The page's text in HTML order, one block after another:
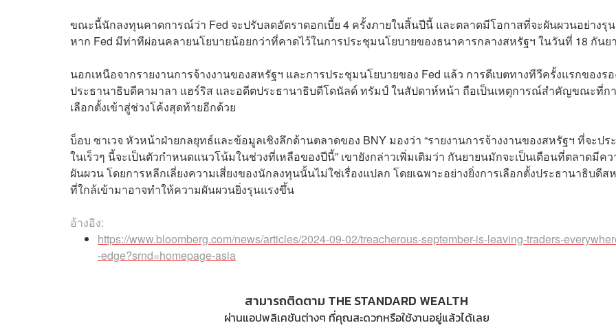
ขณะนี้นักลงทุนคาดการณ์ว่า Fed จะปรับลดอัตราดอกเบี้ย 4 ครั้งภายในสิ้นปีนี้ และตลาดมีโอกาสที่จะผันผวนอย่างรุ
หาก Fed มีท่าทีผ่อนคลายนโยบายน้อยกว่าที่คาดไว้ในการประชุมนโยบายของธนาคารกลางสหรัฐฯ ในวันที่ 18 กัน
นอกเหนือจากรายงานการจ้างงานของสหรัฐฯ และการประชุมนโยบายของ Fed แล้ว การดีเบตทางทีวีครั้งแรกของร
ประธานาธิบดีคามาลา แฮร์ริส และอดีตประธานาธิบดีโดนัลด์ ทรัมป์ ในสัปดาห์หน้า ถือเป็นเหตุการณ์สำคัญขณะที่ก
เลือกตั้งเข้าสู่ช่วงโค้งสุดท้ายอีกด้วย
บ็อบ ซาเวจ หัวหน้าฝ่ายกลยุทธ์และข้อมูลเชิงลึกด้านตลาดของ BNY มองว่า “รายงานการจ้างงานของสหรัฐฯ ที่จะปร
ในเร็วๆ นี้จะเป็นตัวกำหนดแนวโน้มในช่วงที่เหลือของปีนี้” เขายังกล่าวเพิ่มเติมว่า กันยายนมักจะเป็นเดือนที่ตลาดมีค
ผันผวน โดยการหลีกเลี่ยงความเสี่ยงของนักลงทุนนั้นไม่ใช่เรื่องแปลก โดยเฉพาะอย่างยิ่งการเลือกตั้งประธานาธิบดีส
ที่ใกล้เข้ามาอาจทำให้ความผันผวนยิ่งรุนแรงขึ้น
อ้างอิง:
https://www.bloomberg.com/news/articles/2024-09-02/treacherous-september-is-leaving-traders-
-edge?srnd=homepage-asia
สามารถติดตาม THE STANDARD WEALTH
ผ่านแอปพลิเคชันต่างๆ ที่คุณสะดวกหรือใช้งานอยู่แล้วได้เลย